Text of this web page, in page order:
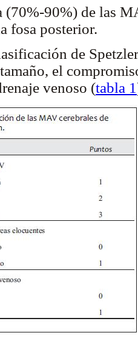
(70%-90%) de las
fosa posterior.
de
el
venoso (tabla 1